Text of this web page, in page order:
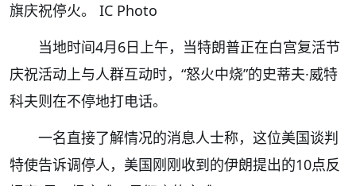
旗庆祝停火。 IC Photo
当地时间4月6日上午，当特朗普正在白宫复活节
庆祝活动上与人群互动时，“怒火中烧”的史蒂夫·威特
科夫则在不停地打电话。
一名直接了解情况的消息人士称，这位美国谈判
特使告诉调停人，美国刚刚收到的伊朗提出的10点反